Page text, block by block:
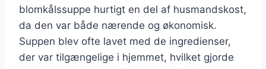
blomkålssuppe hurtigt en del af husmandskost,
da den var både nærende og økonomisk.
Suppen blev ofte lavet med de ingredienser,
der var tilgængelige i hjemmet, hvilket gjorde